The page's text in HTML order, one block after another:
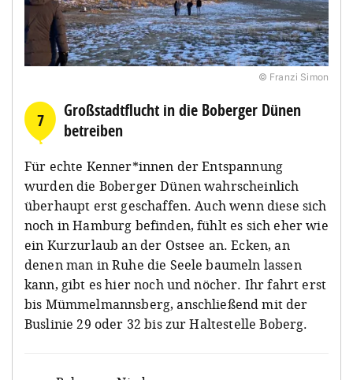
© Franzi Simon
7
Großstadtflucht in die Boberger Dünen
betreiben
Für echte Kenner*innen der Entspannung
wurden die Boberger Dünen wahrscheinlich
überhaupt erst geschaffen. Auch wenn diese sich
noch in Hamburg befinden, fühlt es sich eher wie
ein Kurzurlaub an der Ostsee an. Ecken, an
denen man in Ruhe die Seele baumeln lassen
kann, gibt es hier noch und nöcher. Ihr fahrt erst
bis Mümmelmannsberg, anschließend mit der
Buslinie 29 oder 32 bis zur Haltestelle Boberg.